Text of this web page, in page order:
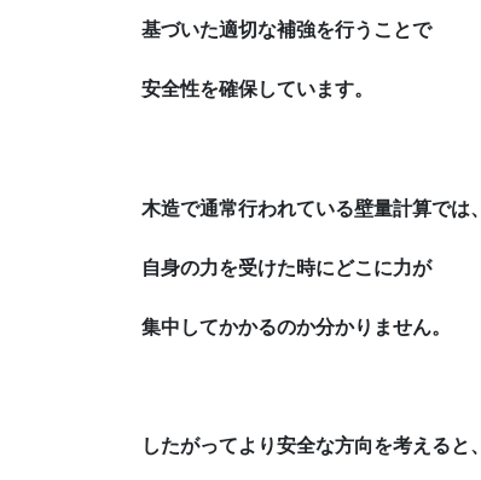
基づいた適切な補強を行うことで
安全性を確保しています。
木造で通常行われている壁量計算では、
自身の力を受けた時にどこに力が
集中してかかるのか分かりません。
したがってより安全な方向を考えると、